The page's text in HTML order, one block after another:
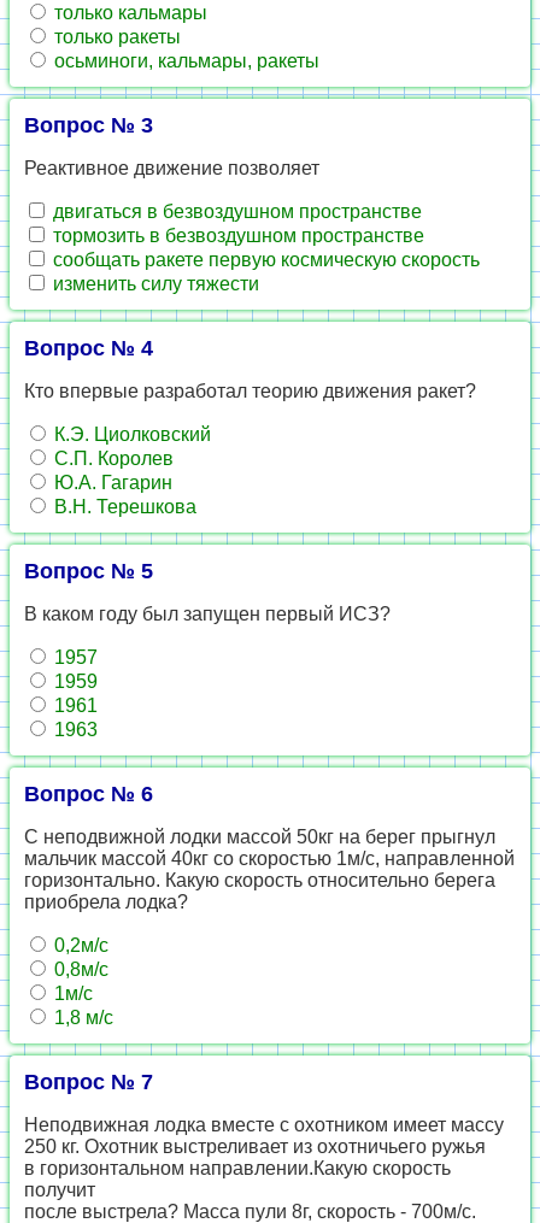
только кальмары
только ракеты
осьминоги, кальмары, ракеты
Вопрос № 3
Реактивное движение позволяет
двигаться в безвоздушном пространстве
тормозить в безвоздушном пространстве
сообщать ракете первую космическую скорость
изменить силу тяжести
Вопрос № 4
Кто впервые разработал теорию движения ракет?
К.Э. Циолковский
С.П. Королев
Ю.А. Гагарин
В.Н. Терешкова
Вопрос № 5
В каком году был запущен первый ИСЗ?
1957
1959
1961
1963
Вопрос № 6
С неподвижной лодки массой 50кг на берег прыгнул
мальчик массой 40кг со скоростью 1м/с, направленной
горизонтально. Какую скорость относительно берега
приобрела лодка?
0,2м/с
0,8м/с
1м/с
1,8 м/с
Вопрос № 7
Неподвижная лодка вместе с охотником имеет массу
250 кг. Охотник выстреливает из охотничьего ружья
в горизонтальном направлении.Какую скорость
получит
после выстрела? Масса пули 8г, скорость - 700м/с.